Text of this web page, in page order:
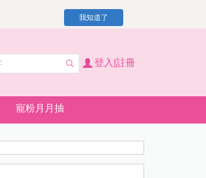
我知道了
登入|註冊
寵粉月月抽